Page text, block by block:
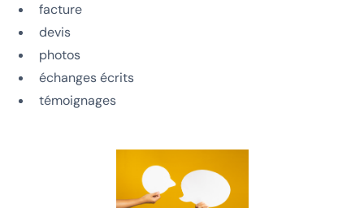
facture
devis
photos
échanges écrits
témoignages